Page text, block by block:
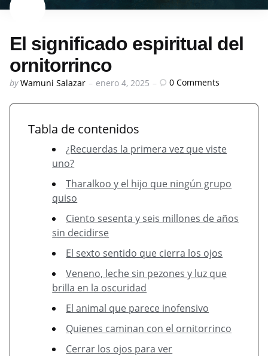
El significado espiritual del
ornitorrinco
Posted
by Wamuni Salazar enero 4, 2025 0 Comments
Tabla de contenidos
¿Recuerdas la primera vez que viste
uno?
Tharalkoo y el hijo que ningún grupo
quiso
Ciento sesenta y seis millones de años
sin decidirse
El sexto sentido que cierra los ojos
Veneno, leche sin pezones y luz que
brilla en la oscuridad
El animal que parece inofensivo
Quienes caminan con el ornitorrinco
Cerrar los ojos para ver